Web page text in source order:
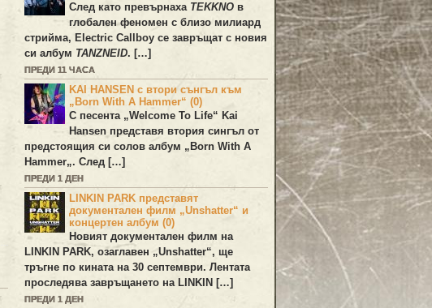
След като превърнаха TEKKNO в
глобален феномен с близо милиард
стрийма, Electric Callboy се завръщат с новия
си албум TANZNEID. […]
ПРЕДИ 11 ЧАСА
KAI HANSEN с втори сънгъл към
„Born With A Hammer“ (0)
С песента „Welcome To Life“ Kai
Hansen представя втория сингъл от
предстоящия си солов албум „ Born With A
Hammer„. След […]
ПРЕДИ 1 ДЕН
LINKIN PARK представят
документален филм „Unshatter“ и
концертен албум (0)
Новият документален филм на
LINKIN PARK, озаглавен „Unshatter“, ще
тръгне по кината на 30 септември. Лентата
проследява завръщането наLINKIN […]
ПРЕДИ 1 ДЕН